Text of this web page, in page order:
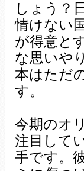
しょう？
情けない
が得意と
な思いや
本はただ
す。
今期のオ
注目して
手です。